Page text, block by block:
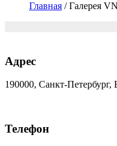
Главная /Галерея
Адрес
190000, Санкт-Петербург,
Телефон